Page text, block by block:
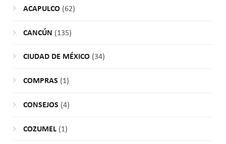
ACAPULCO(62)
CANCÚN (135)
CIUDAD DE MÉXICO(34)
COMPRAS (1)
CONSEJOS (4)
COZUMEL(1)